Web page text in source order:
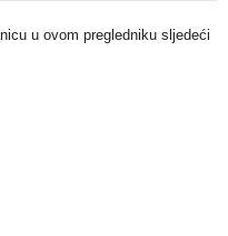
u ovom pregledniku sljedeći